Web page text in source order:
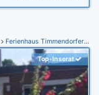
Ferienhaus Timmendorfer Strand
Top-Inserat